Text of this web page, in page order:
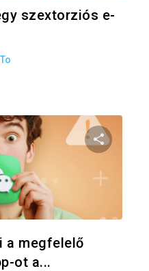
szextorziós e-
Oszd
a megfelelő
ot a...